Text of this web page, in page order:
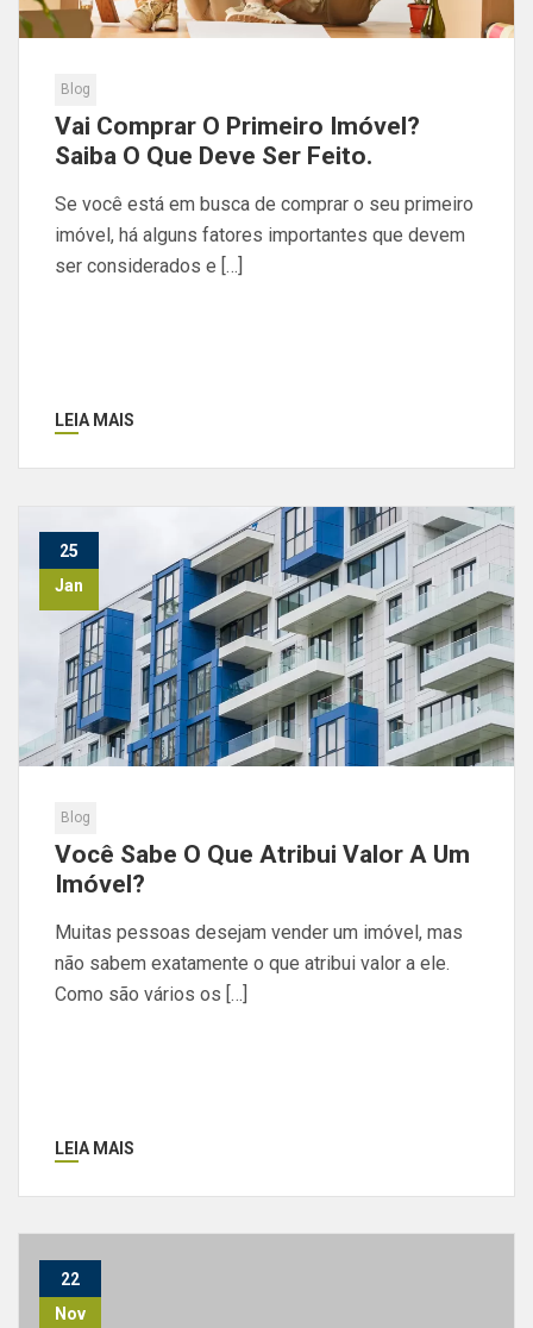
Blog
Vai Comprar O Primeiro Imóvel?
Saiba O Que Deve Ser Feito.
Se você está em busca de comprar o seu primeiro
imóvel, há alguns fatores importantes que devem
ser considerados e […]
LEIA MAIS
25
Jan
Blog
Você Sabe O Que Atribui Valor A Um
Imóvel?
Muitas pessoas desejam vender um imóvel, mas
não sabem exatamente o que atribui valor a ele.
Como são vários os […]
LEIA MAIS
22
Nov